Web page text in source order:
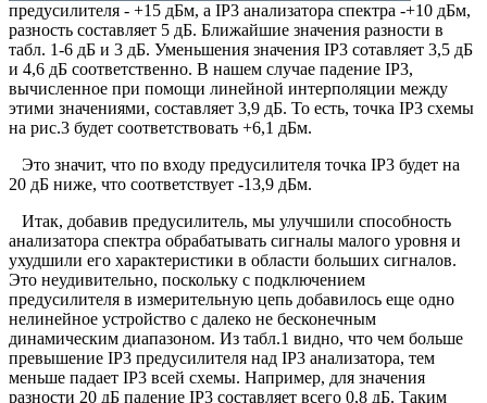
предусилителя - +15 дБм, a IP3 анализатора спектра -+10 дБм,
разность составляет 5 дБ. Ближайшие значения разности в
табл. 1-6 дБ и 3 дБ. Уменьшения значения IP3 сотавляет 3,5 дБ
и 4,6 дБ соответственно. В нашем случае падение IP3,
вычисленное при помощи линейной интерполяции между
этими значениями, составляет 3,9 дБ. То есть, точка IP3 схемы
на рис.3 будет соответствовать +6,1 дБм.
Это значит, что по входу предусилителя точка IP3 будет на
20 дБ ниже, что соответствует -13,9 дБм.
Итак, добавив предусилитель, мы улучшили способность
анализатора спектра обрабатывать сигналы малого уровня и
ухудшили его характеристики в области больших сигналов.
Это неудивительно, поскольку с подключением
предусилителя в измерительную цепь добавилось еще одно
нелинейное устройство с далеко не бесконечным
динамическим диапазоном. Из табл.1 видно, что чем больше
превышение IP3 предусилителя над IP3 анализатора, тем
меньше падает IP3 всей схемы. Например, для значения
разности 20 дБ падение IP3 составляет всего 0,8 дБ. Таким